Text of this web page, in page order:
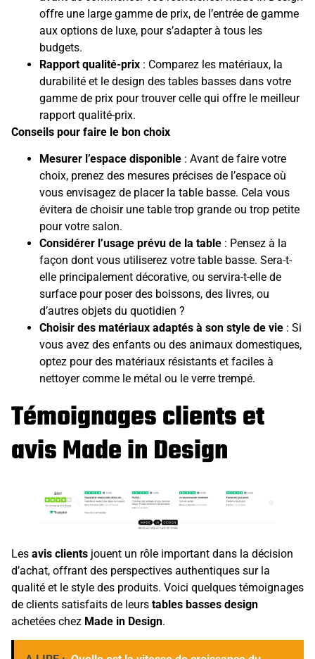
offre une large gamme de prix, de l’entrée de gamme
aux options de luxe, pour s’adapter à tous les
budgets.
Rapport qualité-prix : Comparez les matériaux, la
durabilité et le design des tables basses dans votre
gamme de prix pour trouver celle qui offre le meilleur
rapport qualité-prix.
Conseils pour faire le bon choix
Mesurer l’espace disponible : Avant de faire votre
choix, prenez des mesures précises de l’espace où
vous envisagez de placer la table basse. Cela vous
évitera de choisir une table trop grande ou trop petite
pour votre salon.
Considérer l’usage prévu de la table : Pensez à la
façon dont vous utiliserez votre table basse. Sera-t-
elle principalement décorative, ou servira-t-elle de
surface pour poser des boissons, des livres, ou
d’autres objets du quotidien ?
Choisir des matériaux adaptés à son style de vie : Si
vous avez des enfants ou des animaux domestiques,
optez pour des matériaux résistants et faciles à
nettoyer comme le métal ou le verre trempé.
Témoignages clients et
avis Made in Design
Les avis clients jouent un rôle important dans la décision
d’achat, offrant des perspectives authentiques sur la
qualité et le style des produits. Voici quelques témoignages
de clients satisfaits de leurs tables basses design
achetées chez Made in Design.